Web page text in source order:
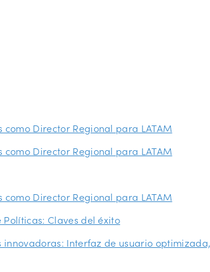
Director Regional para LATAM
Director Regional para LATAM
Director Regional para LATAM
Claves del éxito
Interfaz de usuario